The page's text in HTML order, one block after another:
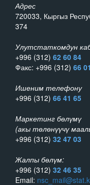
Адрес
720033, Кыргыз
374
Улутстаткомдун
+996 (312) 62 60 84
Факс: +996 (312) 66
Ишеним телефону
+996 (312) 66 41 65
Маркетинг бөлүмү
(акы төлөнүүчү
+996 (312) 32 47 03
Жалпы бөлүм:
+996 (312) 32 46 35
Email: